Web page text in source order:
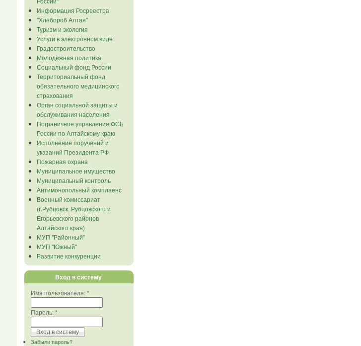
Информация Росреестра
"Хлебороб Алтая"
Туризм и экология
Услуги в электронном виде
Градостроительство
Молодёжная политика
Социальный фонд России
Территориальный фонд
обязательного медицинского
страхования
Орган социальной защиты и
обслуживания населения
Пограничное управление ФСБ
России по Алтайскому краю
Исполнение поручений и
указаний Президента РФ
Пожарная охрана
Муниципальное имущество
Муниципальный контроль
Антимонопольный комплаенс
Военный комиссариат
(г.Рубцовск, Рубцовского и
Егорьевского районов
Алтайского края)
МУП "Районный"
МУП "Южный"
Развитие конкуренции
Вход в систему
Имя пользователя:*
Пароль:*
Забыли пароль?